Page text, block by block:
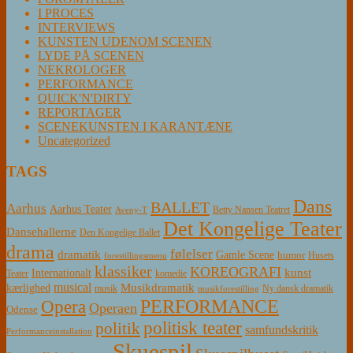
I PROCES
INTERVIEWS
KUNSTEN UDENOM SCENEN
LYDE PÅ SCENEN
NEKROLOGER
PERFORMANCE
QUICK'N'DIRTY
REPORTAGER
SCENEKUNSTEN I KARANTÆNE
Uncategorized
TAGS
Aarhus Aarhus Teater Aveny-T BALLET Betty Nansen Teatret Dans
Dansehallerne Den Kongelige Ballet Det Kongelige Teater
drama dramatik forestillingsmenu følelser Gamle Scene humor Husets
Teater Internationalt klassiker komedie KOREOGRAFI kunst
kærlighed musical musik Musikdramatik musikforestilling Ny dansk dramatik
Odense Opera Operaen PERFORMANCE
Performanceinstallation politikpolitisk teater samfundskritik